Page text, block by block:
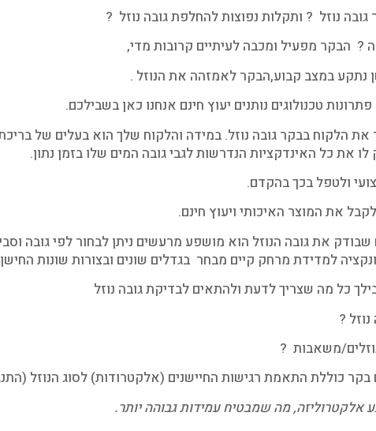
נוזל ? ותקלות נפוצות להחלפת גובה נוזל ?
הבקר מפעיל ומכבה לעיתיים קרובות מדי,
נתקע במצב קבוע,הבקר לאמזהה את הנוזל .
טכנולוגים נותנים יעוץ חינם אנחנו כאן בשבילכם.
הלקוח בבקר גובה נוזל. במידה והלקוח שלך הוא בעלים של
לו את כל האינדקציות הנדרשות לגבי גובה המים שלו בזמן נתון.
ולטפל בכך בהקדם.
את המוצר האיכותי ויעוץ חינם.
שבודק את גובה הנוזל הוא מושפע מרעשים ניתן לבחור לפי גובה
למדידת מרחק קיים מבחר בגדלים שונים ובצורות שונות
כל מה שצריך לדעת ולהתאים לבדיקת גובה נוזל
?
משאבות ?
בקר כוללת התאמת רגישות החיישנים (אלקטרודות) לסוג הנוזל
אלקטרוליזה, מה שמבטיח עמידות גבוהה יותר.